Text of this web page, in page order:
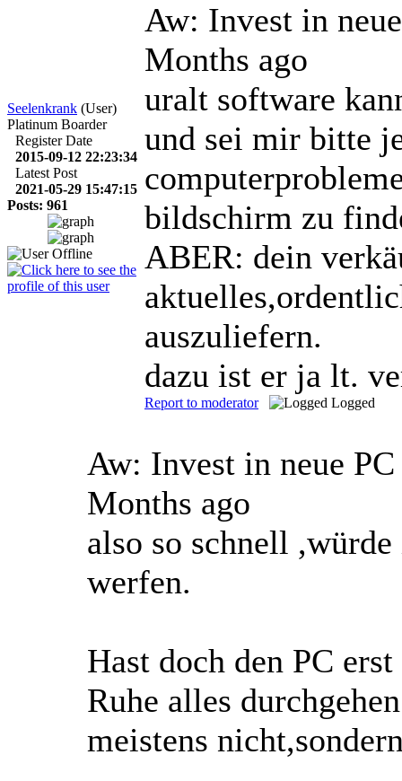
Seelenkrank (User)
Platinum Boarder
Register Date
2015-09-12 22:23:34
Latest Post
2021-05-29 15:47:15
Posts: 961
Aw: Invest in
Months ago
uralt software
und sei mir bitte
bildschirm zu
ABER: dein
auszuliefern.
dazu ist er ja lt.
Report to moderator Logged
Aw: Invest in neue
Months ago
also so schnell
werfen.
Hast doch den PC
Ruhe alles
meistens